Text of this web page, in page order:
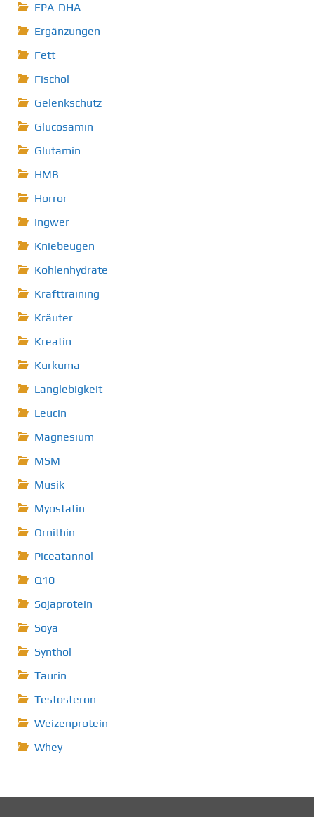
EPA-DHA
Ergänzungen
Fett
Fischol
Gelenkschutz
Glucosamin
Glutamin
HMB
Horror
Ingwer
Kniebeugen
Kohlenhydrate
Krafttraining
Kräuter
Kreatin
Kurkuma
Langlebigkeit
Leucin
Magnesium
MSM
Musik
Myostatin
Ornithin
Piceatannol
Q10
Sojaprotein
Soya
Synthol
Taurin
Testosteron
Weizenprotein
Whey